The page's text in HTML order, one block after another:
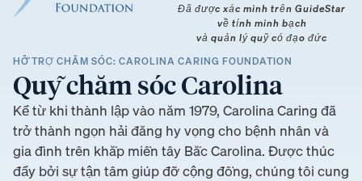
Đã được xác minh trên GuideStar
về tính minh bạch
và quản lý quỹ có đạo đức
HỖ TRỢ CHĂM SÓC: CAROLINA CARING FOUNDATION
Quỹ chăm sóc Carolina
Kể từ khi thành lập vào năm 1979, Carolina Caring đã
trở thành ngọn hải đăng hy vọng cho bệnh nhân và
gia đình trên khắp miền tây Bắc Carolina. Được thúc
đẩy bởi sự tận tâm giúp đỡ cộng đồng, chúng tôi cung